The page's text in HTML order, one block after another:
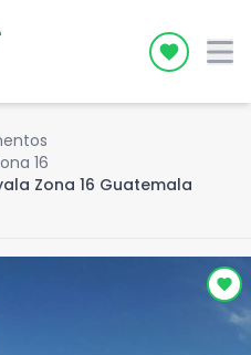
Icon
16
Zona 16 Guatemala